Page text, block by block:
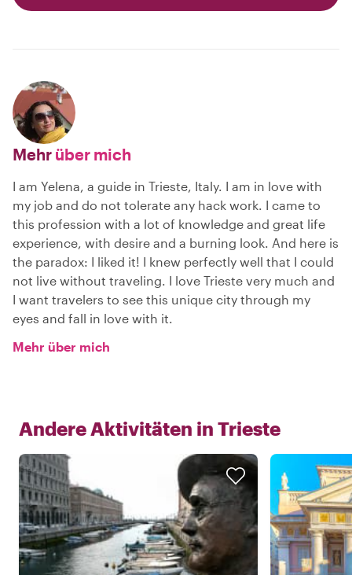
Mehr über mich
I am Yelena, a guide in Trieste, Italy. I am in love with
my job and do not tolerate any hack work. I came to
this profession with a lot of knowledge and great life
experience, with desire and a burning look. And here is
the paradox: I liked it! I knew perfectly well that I could
not live without traveling. I love Trieste very much and
I want travelers to see this unique city through my
eyes and fall in love with it.
Mehr über mich
Andere Aktivitäten in Trieste